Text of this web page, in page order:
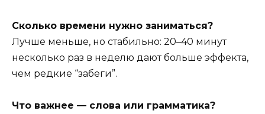
Сколько времени нужно заниматься?
Лучше меньше, но стабильно: 20–40 минут
несколько раз в неделю дают больше эффекта,
чем редкие “забеги”.
Что важнее — слова или грамматика?